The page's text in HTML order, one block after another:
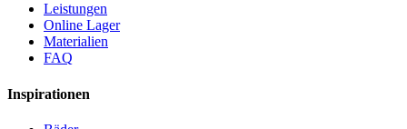
Leistungen
Online Lager
Materialien
FAQ
Inspirationen